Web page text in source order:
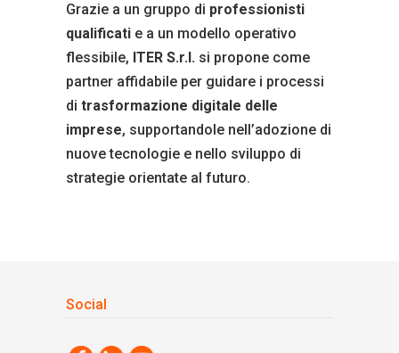
Grazie a un gruppo di professionisti
qualificati e a un modello operativo
flessibile, ITER S.r.l. si propone come
partner affidabile per guidare i processi
di trasformazione digitale delle
imprese, supportandole nell’adozione di
nuove tecnologie e nello sviluppo di
strategie orientate al futuro.
Social